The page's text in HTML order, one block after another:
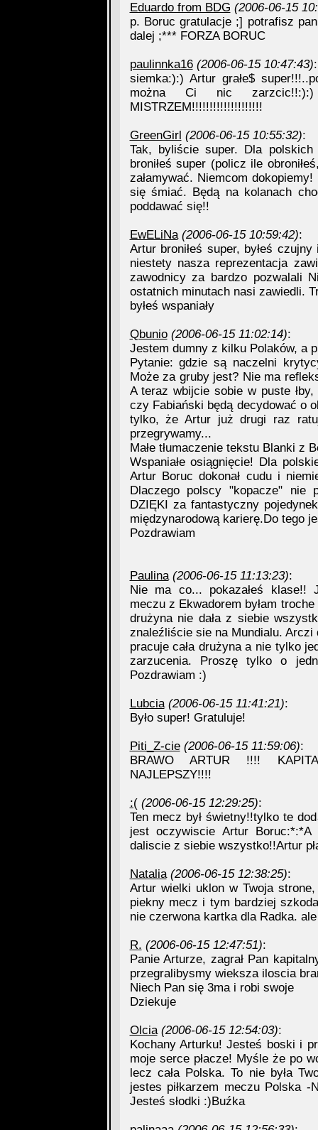
Eduardo from BDG (2006-06-15
p. Boruc gratulacje ;] potrafisz
dalej ;*** FORZA BORUC
paulinnka16 (2006-06-15 10:47:43):
siemka:):) Artur grałe$
można Ci nic zarzcic!!:):)
MISTRZEM!!!!!!!!!!!!!!!!!!!!
GreenGirl (2006-06-15 10:55:32):
Tak, byliście super. Dla
broniłeś super (policz ile
załamywać. Niemcom
się śmiać. Będą na kolanach
poddawać się!!
EwELiNa (2006-06-15 10:59:42):
Artur broniłeś super, byłeś
niestety nasza reprezentacja
zawodnicy za bardzo pozwalali
ostatnich minutach nasi zawiedli.
byłeś wspaniały
Qbunio (2006-06-15 11:02:14):
Jestem dumny z kilku Polaków, a
Pytanie: gdzie są naczelni
Może za gruby jest? Nie ma
A teraz wbijcie sobie w puste
czy Fabiański będą decydować o
tylko, że Artur już drugi raz
przegrywamy...
Małe tłumaczenie tekstu Blanki z
Wspaniałe osiągnięcie! Dla
Artur Boruc dokonał cudu i
Dlaczego polscy "kopacze" nie
DZIĘKI za fantastyczny
międzynarodową karierę.Do tego
Pozdrawiam
Paulina (2006-06-15 11:13:23):
Nie ma co... pokazałeś klase!!
meczu z Ekwadorem byłam
drużyna nie dała z siebie
znaleźliście sie na Mundialu.
pracuje cała drużyna a nie tylko
zarzucenia. Proszę tylko o
Pozdrawiam :)
Lubcia (2006-06-15 11:41:21):
Było super! Gratuluje!
Piti_Z-cie (2006-06-15 11:59:06):
BRAWO ARTUR !!!!
NAJLEPSZY!!!!
:( (2006-06-15 12:29:25):
Ten mecz był świetny!!tylko te
jest oczywiscie Artur Boruc:*:*A
daliscie z siebie wszystko!!Artur
Natalia (2006-06-15 12:38:25):
Artur wielki uklon w Twoja
piekny mecz i tym bardziej
nie czerwona kartka dla Radka.
R. (2006-06-15 12:47:51):
Panie Arturze, zagrał Pan
przegralibysmy wieksza iloscia
Niech Pan się 3ma i robi swoje
Dziekuje
Olcia (2006-06-15 12:54:03):
Kochany Arturku! Jesteś boski i
moje serce płacze! Myśle że po
lecz cała Polska. To nie była
jestes piłkarzem meczu Polska
Jesteś słodki :)Buźka